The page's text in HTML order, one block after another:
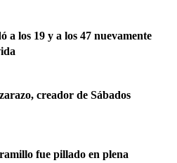
a los 19 y a los 47 nuevamente
creador de Sábados
fue pillado en plena